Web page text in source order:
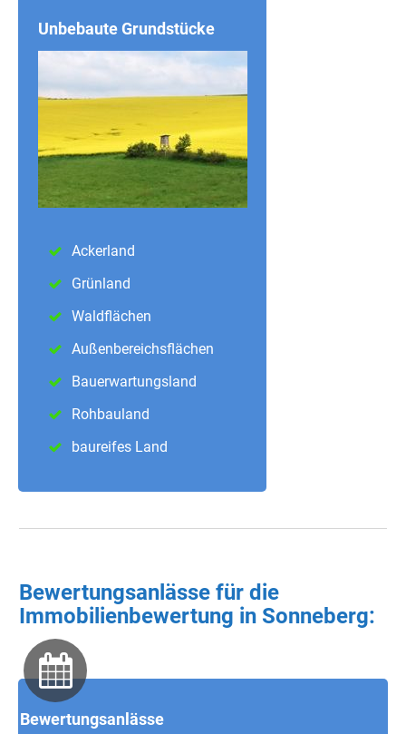
Unbebaute Grundstücke
Ackerland
Grünland
Waldflächen
Außenbereichsflächen
Bauerwartungsland
Rohbauland
baureifes Land
Bewertungsanlässe für die
Immobilienbewertung in Sonneberg:
Bewertungsanlässe